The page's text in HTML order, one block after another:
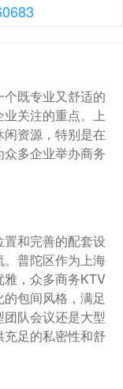
既专业又舒适的
关注的重点。上
资源，特别是在
多企业举办商务
和完善的配套设
普陀区作为上海
，众多商务KTV
包间风格，满足
队会议还是大型
足的私密性和舒